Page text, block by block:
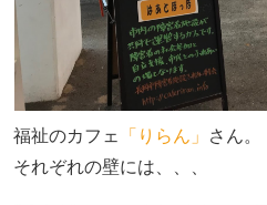
福祉のカフェ 「りらん」
さん。
それぞれの壁には、、、